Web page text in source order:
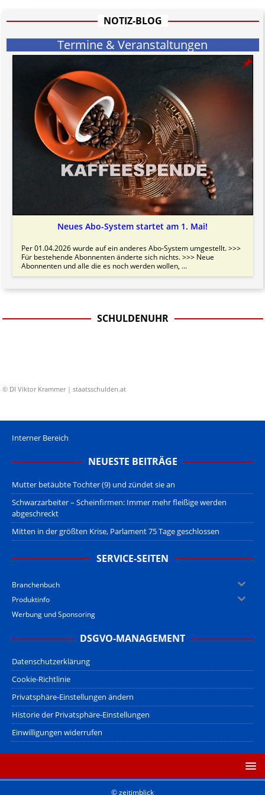
informativen Charakter.
NOTIZ-BLOG
Termine & Veranstaltungen
Neues Abo-System startet am 1. Mai!
Per 01.04.2026 wurde auf ein anderes Abo-System umgestellt. >>>
Für bestehende Abonnenten änderte sich nichts. >>> Neue
Abonnenten und alle die es noch werden wollen, ...
SCHULDENUHR
© DI Viktor Krammer | staatsschulden.at
Interner Bereich
NEUESTE BEITRÄGE
Mutter betäubte Tochter (9) und zündet sie an
Schwarzarbeiter – Scheinfirmen: Immer mehr fleißige werden
abgeschreckt
Mitten in der größten Krise, Parlament 75 Tage geschlossen
SERVICE-SEITEN
Branchenbuch
Produktinfo
Werbung und Sponsoring
DSGVO-MANAGEMENT
Datenschutzerklärung
Cookie-Richtlinie
Privatsphäre-Einstellungen ändern
Historie der Privatsphäre-Einstellungen
Einwilligungen widerrufen
© zeitimblick